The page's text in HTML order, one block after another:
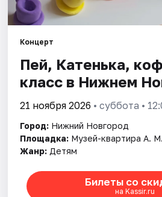
События
Города
Площадки
Рейтинги
Концерт
Пей, Катенька,
класс в Нижнем
21 ноября 2026 • суббота •
Город: Нижний Новгород
Площадка: Музей-квартира А.
Жанр: Детям
Билеты со
на Kassir.ru